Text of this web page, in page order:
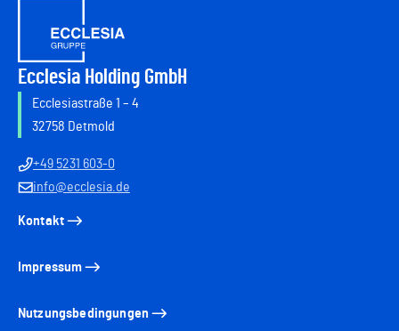
Ecclesia Holding GmbH
Ecclesiastraße 1 – 4
32758 Detmold
+49 5231 603-0
info@ecclesia.de
Kontakt
Impressum
Nutzungsbedingungen